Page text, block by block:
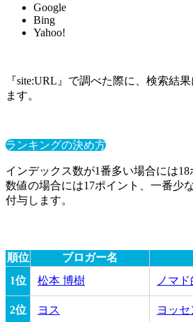
Google
Bing
Yahoo!
『site:URL』で調べた際に、検索結
ます。
ランキングの決め方
インデックス数が1番多い場合には
数値の場合には17ポイント、一番少
付与します。
順位 ブロガー名
1位
松本 博樹 ノマ
2位 ヨス ヨッセ